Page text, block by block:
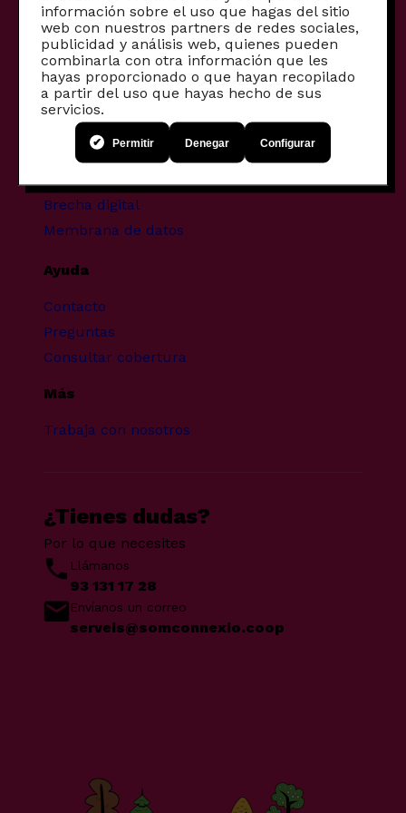
información sobre el uso que hagas del sitio
web con nuestros partners de redes sociales,
publicidad y análisis web, quienes pueden
combinarla con otra información que les
hayas proporcionado o que hayan recopilado
a partir del uso que hayas hecho de sus
servicios.
Permitir Denegar Configurar
Otros productos
Productos para empresas
Fibra comunitaria
Móviles reacondicionados
Proyectos transformadores
Brecha digital
Membrana de datos
Ayuda
Contacto
Preguntas
Consultar cobertura
Más
Trabaja con nosotros
¿Tienes dudas?
Por lo que necesites
Llámanos
93 131 17 28
Envíanos un correo
serveis@somconnexio.coop